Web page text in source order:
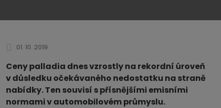
01. 10. 2019
Ceny palladia dnes vzrostly na rekordní úroveň
v důsledku očekávaného nedostatku na straně
nabídky. Ten souvisí s přísnějšími emisními
normami v automobilovém průmyslu.